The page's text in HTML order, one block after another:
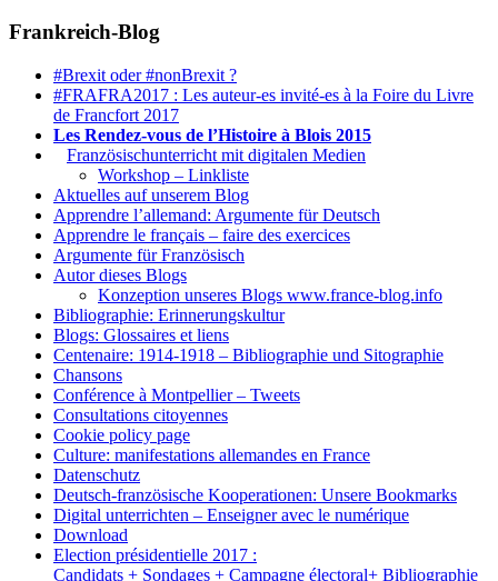
Frankreich-Blog
#Brexit oder #nonBrexit ?
#FRAFRA2017 : Les auteur-es invité-es à la Foire du Livre
de Francfort 2017
Les Rendez-vous de l’Histoire à Blois 2015
Französischunterricht mit digitalen Medien
Workshop – Linkliste
Aktuelles auf unserem Blog
Apprendre l’allemand: Argumente für Deutsch
Apprendre le français – faire des exercices
Argumente für Französisch
Autor dieses Blogs
Konzeption unseres Blogs www.france-blog.info
Bibliographie: Erinnerungskultur
Blogs: Glossaires et liens
Centenaire: 1914-1918 – Bibliographie und Sitographie
Chansons
Conférence à Montpellier – Tweets
Consultations citoyennes
Cookie policy page
Culture: manifestations allemandes en France
Datenschutz
Deutsch-französische Kooperationen: Unsere Bookmarks
Digital unterrichten – Enseigner avec le numérique
Download
Election présidentielle 2017 :
Candidats + Sondages + Campagne électoral+ Bibliographie